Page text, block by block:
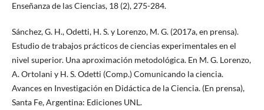
Enseñanza de las Ciencias, 18 (2), 275-284.
Sánchez, G. H., Odetti, H. S. y Lorenzo, M. G. (2017a, en prensa).
Estudio de trabajos prácticos de ciencias experimentales en el
nivel superior. Una aproximación metodológica. En M. G. Lorenzo,
A. Ortolani y H. S. Odetti (Comp.) Comunicando la ciencia.
Avances en Investigación en Didáctica de la Ciencia. (En prensa),
Santa Fe, Argentina: Ediciones UNL.